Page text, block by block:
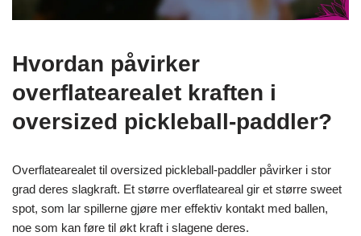
Hvordan påvirker
overflatearealet kraften i
oversized pickleball-paddler?
Overflatearealet til oversized pickleball-paddler påvirker i stor
grad deres slagkraft. Et større overflateareal gir et større sweet
spot, som lar spillerne gjøre mer effektiv kontakt med ballen,
noe som kan føre til økt kraft i slagene deres.